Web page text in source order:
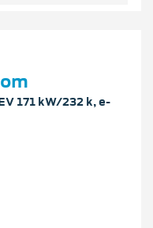
171 kW/232 k, e-